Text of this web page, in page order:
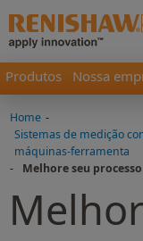
Produtos Nossa
Home -
Sistemas de medição
máquinas-ferramenta
-
Melhore seu processo